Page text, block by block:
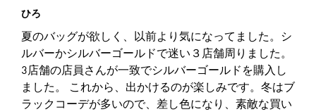
ひろ
夏のバッグが欲しく、以前より気になってました。シ
ルバーかシルバーゴールドで迷い３店舗周りました。
3店舗の店員さんが一致でシルバーゴールドを購入し
ました。 これから、出かけるのが楽しみです。冬はブ
ラックコーデが多いので、差し色になり、素敵な買い